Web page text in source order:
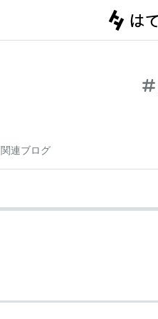
関連ブログ